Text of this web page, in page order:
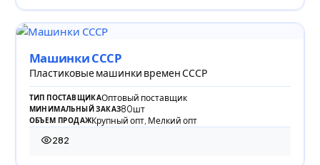
Машинки СССР
Пластиковые машинки времен СССР
ТИП ПОСТАВЩИКАОптовый поставщик
МИНИМАЛЬНЫЙ ЗАКАЗ80шт
ОБЪЕМ ПРОДАЖКрупный опт, Мелкий опт
282
282 просмотра